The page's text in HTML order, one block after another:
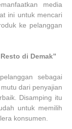
media
ini untuk mencari
ke pelanggan
di Demak”
sebagai
dari penyajian
Disamping itu
untuk memilih
konsumen.